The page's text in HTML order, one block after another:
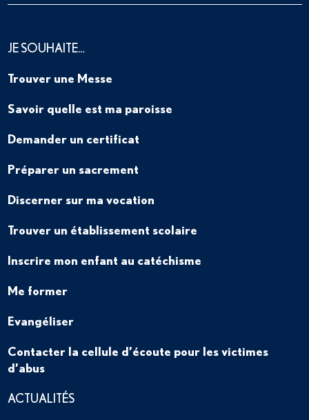
JE SOUHAITE…
Trouver une Messe
Savoir quelle est ma paroisse
Demander un certificat
Préparer un sacrement
Discerner sur ma vocation
Trouver un établissement scolaire
Inscrire mon enfant au catéchisme
Me former
Evangéliser
Contacter la cellule d’écoute pour les victimes
d’abus
ACTUALITÉS